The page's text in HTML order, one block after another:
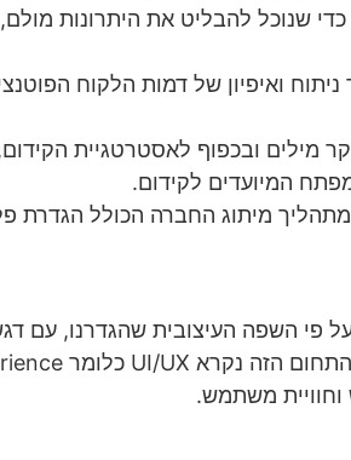
שנוכל להבליט את היתרונות מולם,
ואיפיון של דמות הלקוח
מילים ובכפוף לאסטרטגיית
המיועדים לקידום.
מיתוג החברה הכולל הגדרת
פי השפה העיצובית שהגדרנו, עם
משתמש.